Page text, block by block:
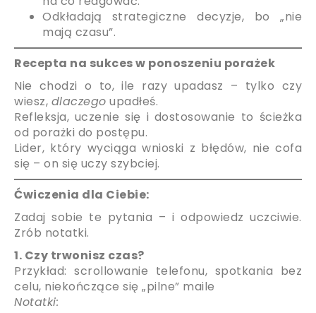
Odkładają strategiczne decyzje, bo „nie
mają czasu”.
Recepta na sukces w ponoszeniu porażek
Nie chodzi o to, ile razy upadasz – tylko czy
wiesz, dlaczego upadłeś.
Refleksja, uczenie się i dostosowanie to ścieżka
od porażki do postępu.
Lider, który wyciąga wnioski z błędów, nie cofa
się – on się uczy szybciej.
Ćwiczenia dla Ciebie:
Zadaj sobie te pytania – i odpowiedz uczciwie.
Zrób notatki.
1. Czy trwonisz czas?
Przykład: scrollowanie telefonu, spotkania bez
celu, niekończące się „pilne” maile
Notatki: